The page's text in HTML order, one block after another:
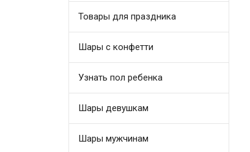
Товары для праздника
Шары с конфетти
Узнать пол ребенка
Шары девушкам
Шары мужчинам